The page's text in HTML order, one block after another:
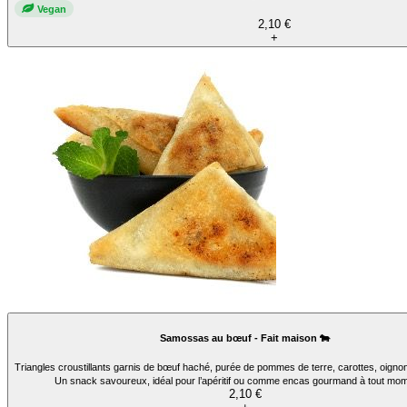
Vegan
2,10 €
+
Samossas au bœuf - Fait maison 🐄
Triangles croustillants garnis de bœuf haché, purée de pommes de terre, carottes,
Un snack savoureux, idéal pour l’apéritif ou comme encas gourmand à tout
2,10 €